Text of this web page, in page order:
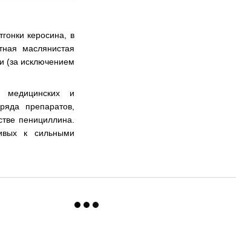
керосина, в
маслянистая
(за исключением
медицинских и
препаратов,
пенициллина.
к сильными